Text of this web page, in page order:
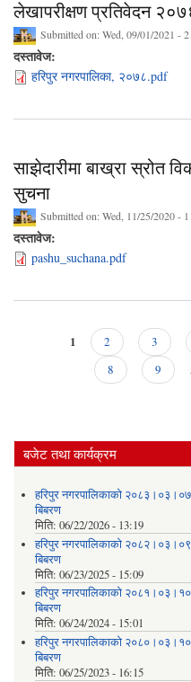
लेखापरीक्षण प्रतिवेदन
Submitted on:Wed, 09/01/2021 -
दस्तावेज:
हरिपुर नगरपालिका, २०७८.pdf
साझेदारीमा बाख्रा स्रोत
सुचना
Submitted on:Wed, 11/25/2020 -
दस्तावेज:
pashu_suchana.pdf
1 2 3
8
9
बजेट तथा कार्यक्रम
हरिपुर नगरपालिकाको
बिबरण
मिति: 06/22/2026 - 13:19
हरिपुर नगरपालिकाको
बिबरण
मिति: 06/23/2025 - 15:09
हरिपुर नगरपालिकाको
बिबरण
मिति: 06/24/2024 - 15:01
हरिपुर नगरपालिकाको
बिबरण
मिति: 06/25/2023 - 16:15